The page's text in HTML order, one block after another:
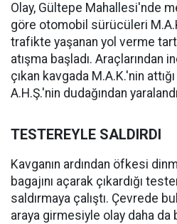
Olay, Gültepe Mahallesi'nde
göre otomobil sürücüleri
trafikte yaşanan yol verme
atışma başladı. Araçlarından
çıkan kavgada M.A.K.'nin
A.H.Ş.'nin dudağından
TESTEREYLE SALDIRDI
Kavganın ardından öfkesi
bagajını açarak çıkardığı
saldırmaya çalıştı. Çevrede
araya girmesiyle olay daha